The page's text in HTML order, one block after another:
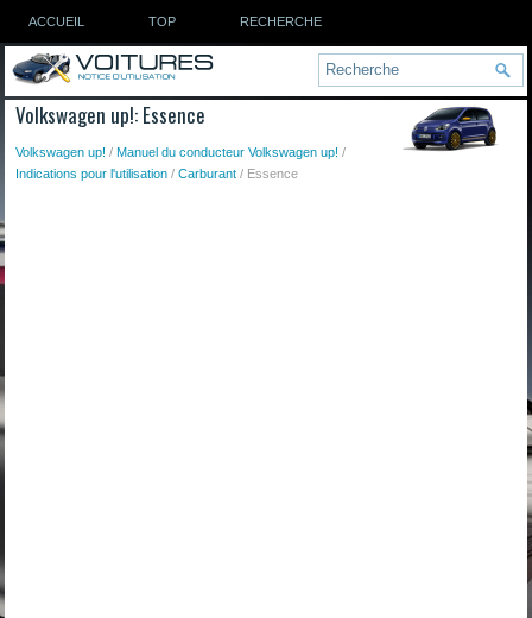
ACCUEIL TOP RECHERCHE
Volkswagen up!: Essence
Volkswagen up! /Manuel du conducteur Volkswagen up! /
Indications pour l'utilisation /Carburant / Essence